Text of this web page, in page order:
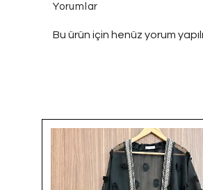
Yorumlar
Bu ürün için henüz yorum